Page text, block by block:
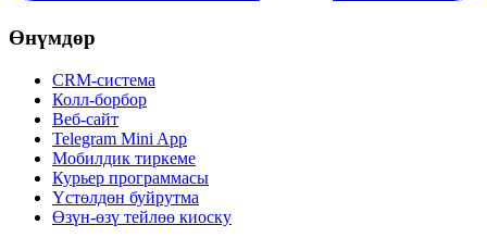
Өнүмдөр
CRM-система
Колл-борбор
Веб-сайт
Telegram Mini App
Мобилдик тиркеме
Курьер программасы
Үстөлдөн буйрутма
Өзүн-өзү тейлөө киоску